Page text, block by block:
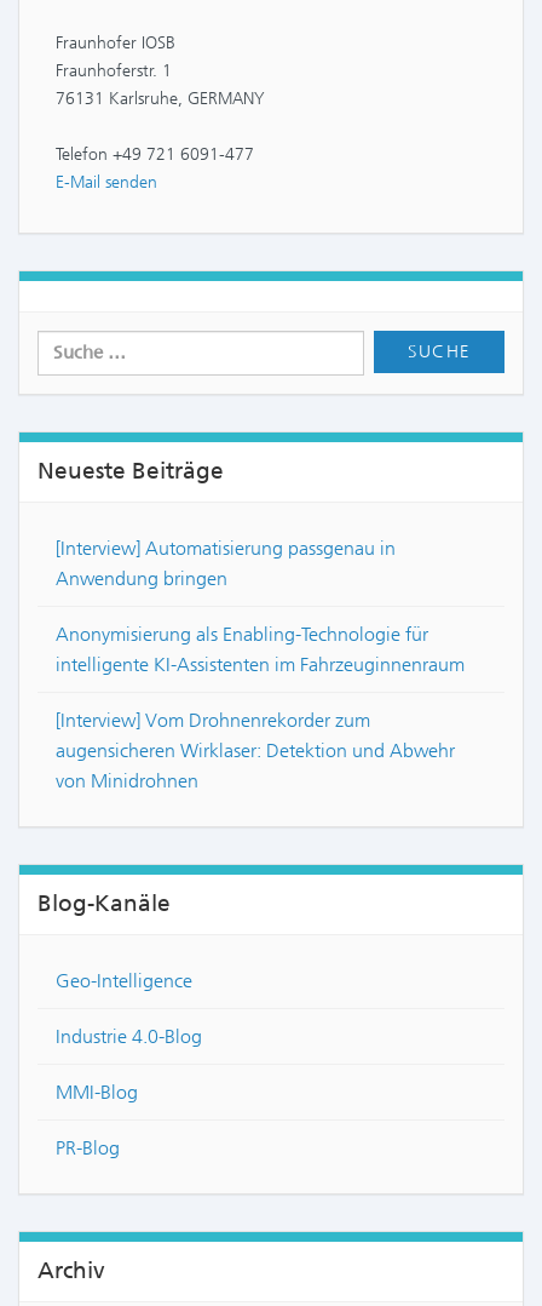
Fraunhofer IOSB
Fraunhoferstr. 1
76131 Karlsruhe, GERMANY
Telefon +49 721 6091-477
E-Mail senden
Neueste Beiträge
[Interview] Automatisierung passgenau in
Anwendung bringen
Anonymisierung als Enabling-Technologie für
intelligente KI-Assistenten im Fahrzeuginnenraum
[Interview] Vom Drohnenrekorder zum
augensicheren Wirklaser: Detektion und Abwehr
von Minidrohnen
Blog-Kanäle
Geo-Intelligence
Industrie 4.0-Blog
MMI-Blog
PR-Blog
Archiv